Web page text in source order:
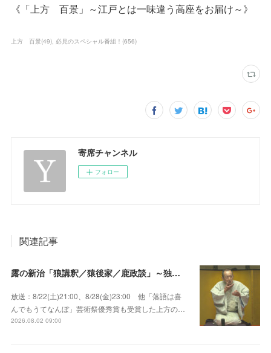
《「上方 百景」～江戸とは一味違う高座をお届け～》
上方 百景(49) 必見のスペシャル番組！ (656)
寄席チャンネル
フォロー
関連記事
露の新治「狼講釈／猿後家／鹿政談」～独演会は毎回満員御礼！上方の人気重鎮落語家！
放送：8/22(土)21:00、8/28(金)23:00 他「落語は喜
んでもうてなんぼ」芸術祭優秀賞も受賞した上方の…
2026.08.02 09:00